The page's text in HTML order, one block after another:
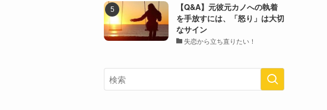
【Q&A】元彼元カノへの執着
を手放すには、「怒り」は大切
なサイン
失恋から立ち直りたい！